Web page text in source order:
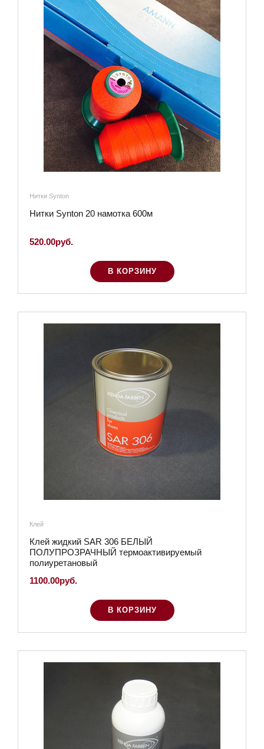
Нитки Synton
Нитки Synton 20 намотка 600м
520.00руб.
В КОРЗИНУ
Клей
Клей жидкий SAR 306 БЕЛЫЙ
ПОЛУПРОЗРАЧНЫЙ термоактивируемый
полиуретановый
1100.00руб.
В КОРЗИНУ